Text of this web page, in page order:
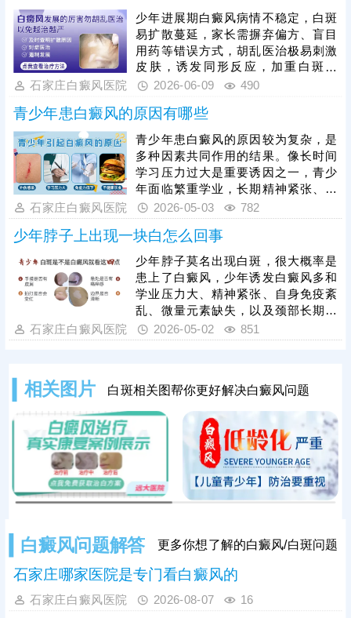
使祛白真正发挥作用。另外，白癜风
治疗并非朝夕之事，还需持之以恒，
累积疗效，等量变达到质变，使皮肤
颜色恢复正常。
少年进展期白癜风病情不稳定，白斑
易扩散蔓延，家长需摒弃偏方、盲目
用药等错误方式，胡乱医治极易刺激
皮肤，诱发同形反应，加重白斑扩
散、扩大皮损面积，必须遵循科学对
遏制病情发展、稳定皮损，保障青少
年皮肤健康与身心发育。该病治疗周
期较长，需坚持足疗程医治，不可随
意停药、中断治疗。同时需做好全方
位日常护理，做好防晒、避免皮肤外
伤、均衡饮食、规律作息、调节心
态，规避各类诱发因素，全方位辅助
控制病情，降低
石家庄白癜风医院 2026-06-09 490
青少年患白癜风的原因有哪些
青少年患白癜风的原因较为复杂，是
多种因素共同作用的结果。像长时间
学习压力过大是重要诱因之一，青少
年面临繁重学业，长期精神紧张、焦
虑会导致神经内分泌紊乱，干扰黑色
素合成，诱发白斑出现。白癜风会影
响青少年身心健康，患病后需抓紧医
治，结合具体病因和病情，遵循科学
对症的治疗方案，同时保持耐心，坚
持规范治疗，更好地控制病情、促进
恢复。
石家庄白癜风医院 2026-05-03 782
少年脖子上出现一块白怎么回事
少年脖子莫名出现白斑，很大概率是
患上了白癜风，少年诱发白癜风多和
学业压力大、精神紧张、自身免疫紊
乱、微量元素缺失，以及颈部长期摩
擦、日晒刺激、遗传因素相关。症状
上多表现为颈部出现淡白、乳白色斑
易和白色糠疹、贫血痣混淆，需通过
科学检查更准确诊断。白癜风无法自
行痊愈，家长一定要高度重视，尽早
科学对症医治。
石家庄白癜风医院 2026-05-02 851
相关图片 白斑相关图帮你更好解决白癜风问题
白癜风问题解答 更多你想了解的白癜风/白斑问题
石家庄哪家医院是专门看白癜风的
石家庄白癜风医院 2026-08-07 16